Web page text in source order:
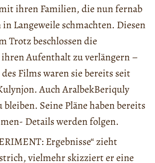
ihren Familien, die nun fernab
Langeweile schmachten. Diesen
Trotz beschlossen die
Aufenthalt zu verlängern –
Films waren sie bereits seit
Auch AralbekBeriquly
Seine Pläne haben bereits
Details werden folgen.
Ergebnisse“ zieht
vielmehr skizziert er eine